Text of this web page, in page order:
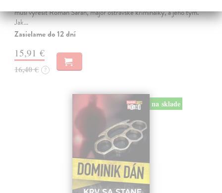
musí vyřešit Roman Saran, major ostravské kriminálky, a jeho tým.
Jak…
Zasielame do 12 dní
15,91 €
16,40 € ?
na sklade